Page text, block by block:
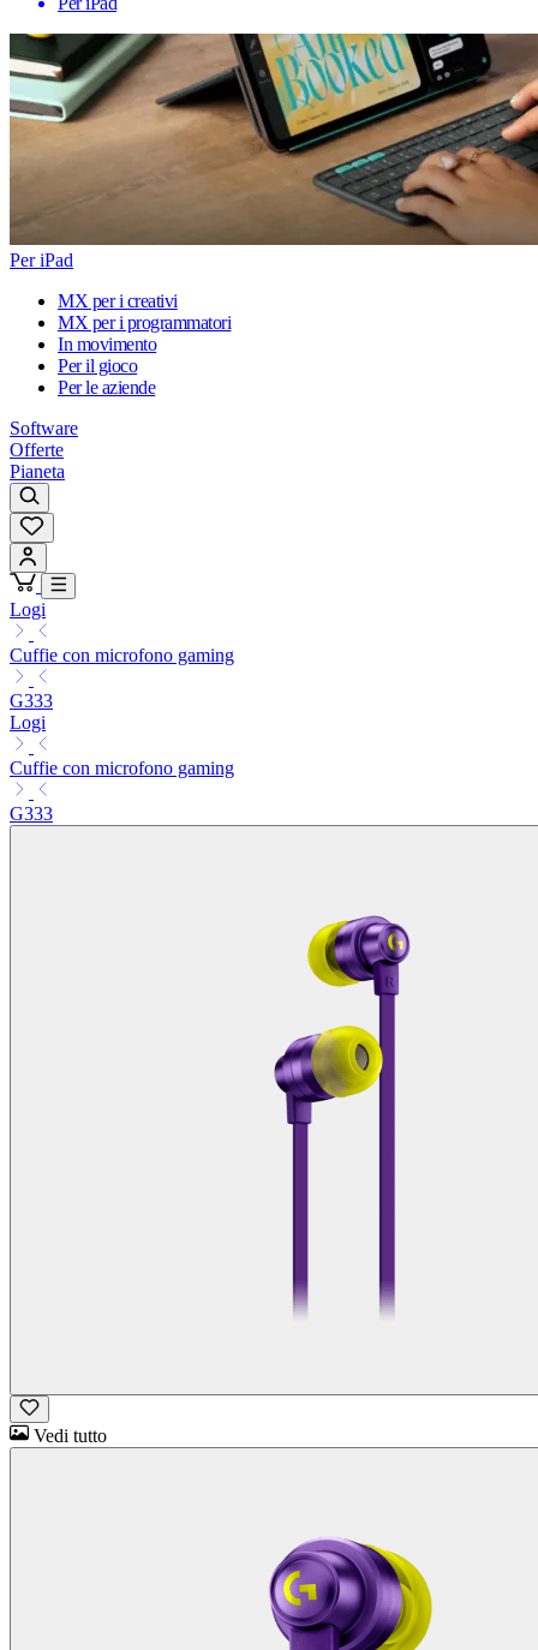
Per iPad
MX per i creativi
MX per i programmatori
In movimento
Per il gioco
Per le aziende
Software
Offerte
Pianeta
Logi
Cuffie con microfono gaming
G333
Logi
Cuffie con microfono gaming
G333
Vedi tutto